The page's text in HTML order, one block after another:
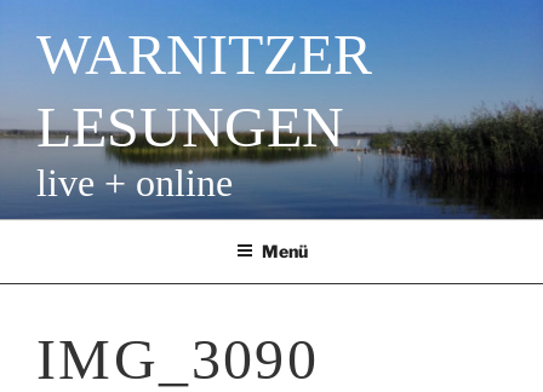
Inhalt
springenWARNITZER
LESUNGEN
live + online
Menü
IMG_3090